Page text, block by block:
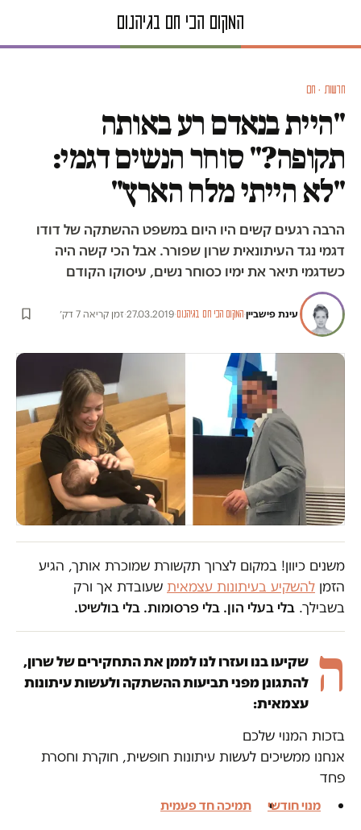
חדשות · חם
"היית בנאדם רע באותה
תקופה?" סוחר הנשים דגמי:
"לא הייתי מלח הארץ"
הרבה רגעים קשים היו היום במשפט ההשתקה של דודו
דגמי נגד העיתונאית שרון שפורר. אבל הכי קשה היה
כשדגמי תיאר את ימיו כסוחר נשים, עיסוקו הקודם
עינת פישביין·המקום הכי חם בגיהנום·
27.03.2019
·זמן קריאה 7 דק׳
משנים כיוון! במקום לצרוך תקשורת שמוכרת אותך, הגיע
הזמן להשקיע בעיתונות עצמאית שעובדת אך ורק
בשבילך. בלי בעלי הון. בלי פרסומות. בלי בולשיט.
ה שקיעו בנו ועזרו לנו לממן את התחקירים של שרון,
להתגונן מפני תביעות ההשתקה ולעשות עיתונות
עצמאית:
בזכות המנוי שלכם
אנחנו ממשיכים לעשות עיתונות חופשית, חוקרת וחסרת
פחד
מנוי חודשי תמיכה חד פעמית